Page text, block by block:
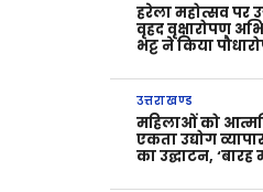
हरेला महोत्सव पर
वृहद वृक्षारोपण
भट्ट ने किया
उत्तराखण्ड
महिलाओं को
एकता उद्योग
का उद्घाटन,